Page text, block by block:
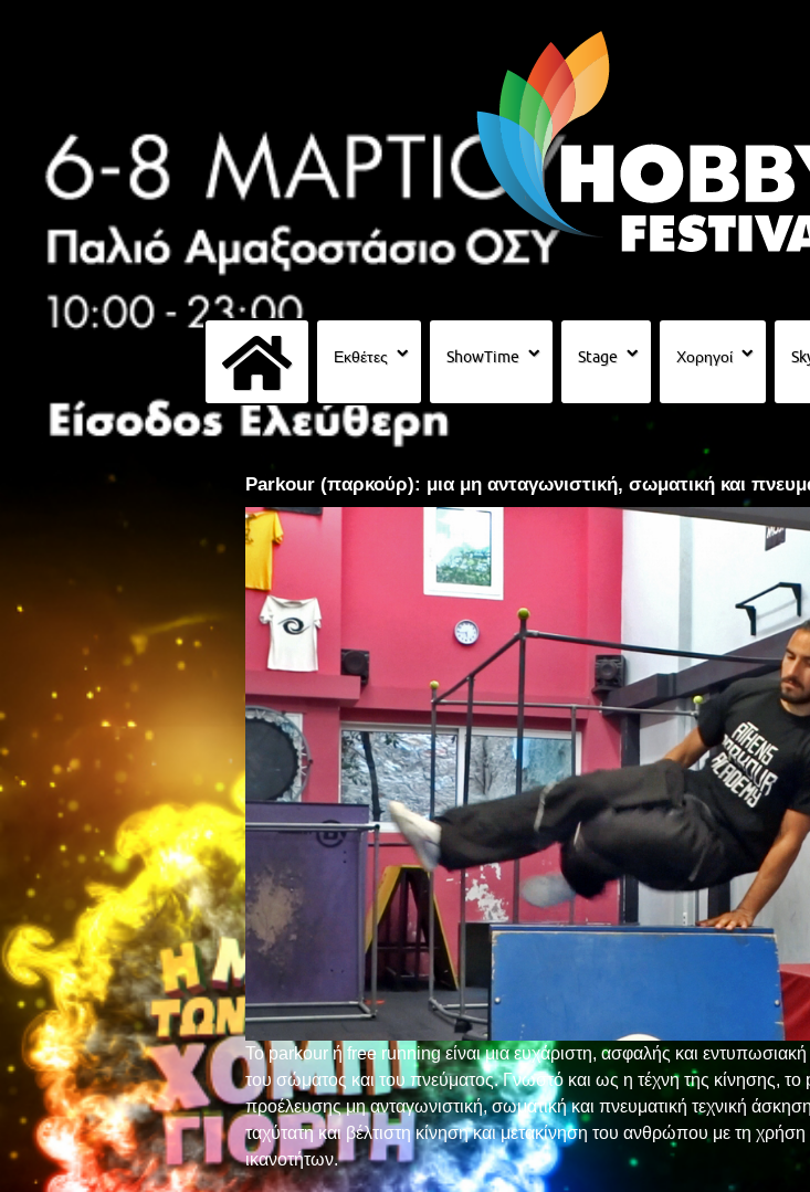
Εκθέτες ShowTime Stage Χορηγοί
Parkour (παρκούρ): μια μη ανταγωνιστική, σωματική και
Το parkour ή free running είναι μια ευχάριστη, ασφαλής και
του σώματος και του πνεύματος. Γνωστό και ως η τέχνη της κίνησης, το
προέλευσης μη ανταγωνιστική, σωματική και πνευματική τεχνική
ταχύτατη και βέλτιστη κίνηση και μετακίνηση του ανθρώπου με τη
ικανοτήτων.